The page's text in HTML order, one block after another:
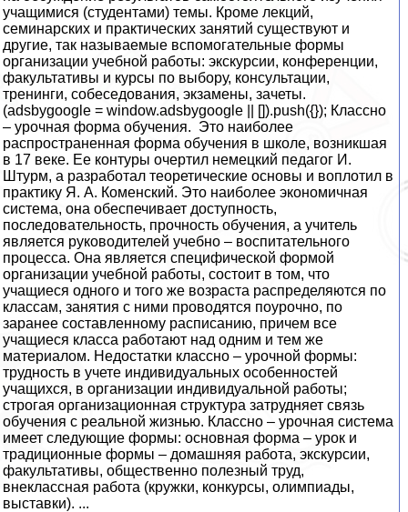
учащимися (студентами) темы. Кроме лекций,
семинарских и практических занятий существуют и
другие, так называемые вспомогательные формы
организации учебной работы: экскурсии, конференции,
факультативы и курсы по выбору, консультации,
тренинги, собеседования, экзамены, зачеты.
(adsbygoogle = window.adsbygoogle || []).push({}); Классно
– урочная форма обучения. Это наиболее
распространенная форма обучения в школе, возникшая
в 17 веке. Ее контуры очертил немецкий педагог И.
Штурм, а разработал теоретические основы и воплотил в
практику Я. А. Коменский. Это наиболее экономичная
система, она обеспечивает доступность,
последовательность, прочность обучения, а учитель
является руководителей учебно – воспитательного
процесса. Она является специфической формой
организации учебной работы, состоит в том, что
учащиеся одного и того же возраста распределяются по
классам, занятия с ними проводятся поурочно, по
заранее составленному расписанию, причем все
учащиеся класса работают над одним и тем же
материалом. Недостатки классно – урочной формы:
трудность в учете индивидуальных особенностей
учащихся, в организации индивидуальной работы;
строгая организационная структура затрудняет связь
обучения с реальной жизнью. Классно – урочная система
имеет следующие формы: основная форма – урок и
традиционные формы – домашняя работа, экскурсии,
факультативы, общественно полезный труд,
внеклассная работа (кружки, конкурсы, олимпиады,
выставки). ...